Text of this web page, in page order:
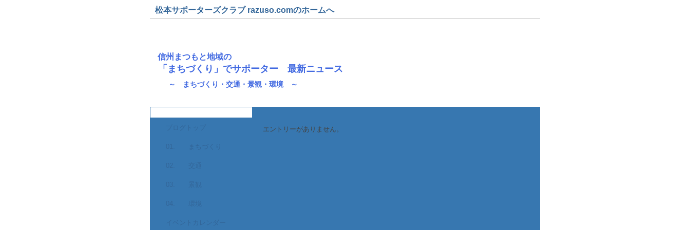
松本サポーターズクラブ razuso.comのホームへ
信州まつもと地域の
「まちづくり」でサポーター 最新ニュース
～ まちづくり・交通・景観・環境 ～
エントリーがありません。